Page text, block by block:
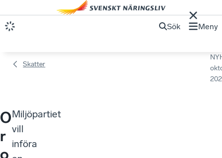
Sök Meny
Skatter
O
r
Miljöpartiet
vill
införa